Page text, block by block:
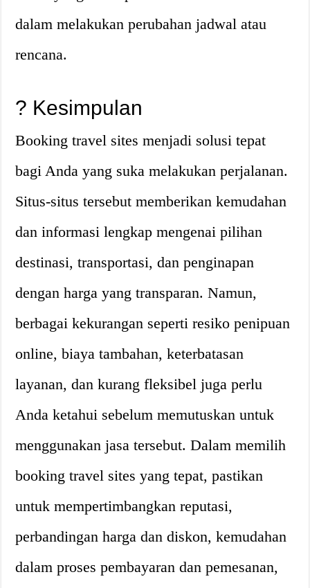
dalam melakukan perubahan jadwal atau
rencana.
? Kesimpulan
Booking travel sites menjadi solusi tepat
bagi Anda yang suka melakukan perjalanan.
Situs-situs tersebut memberikan kemudahan
dan informasi lengkap mengenai pilihan
destinasi, transportasi, dan penginapan
dengan harga yang transparan. Namun,
berbagai kekurangan seperti resiko penipuan
online, biaya tambahan, keterbatasan
layanan, dan kurang fleksibel juga perlu
Anda ketahui sebelum memutuskan untuk
menggunakan jasa tersebut. Dalam memilih
booking travel sites yang tepat, pastikan
untuk mempertimbangkan reputasi,
perbandingan harga dan diskon, kemudahan
dalam proses pembayaran dan pemesanan,